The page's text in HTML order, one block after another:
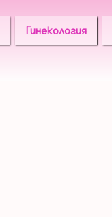
Гинекология